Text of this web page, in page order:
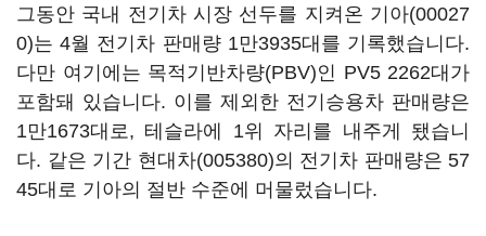
그동안 국내 전기차 시장 선두를 지켜온 기아(00027
0)는 4월 전기차 판매량 1만3935대를 기록했습니다.
다만 여기에는 목적기반차량(PBV)인 PV5 2262대가
포함돼 있습니다. 이를 제외한 전기승용차 판매량은
1만1673대로, 테슬라에 1위 자리를 내주게 됐습니
다. 같은 기간 현대차(005380)의 전기차 판매량은 57
45대로 기아의 절반 수준에 머물렀습니다.